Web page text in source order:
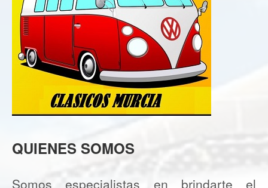
QUIENES SOMOS
Somos especialistas en brindarte el